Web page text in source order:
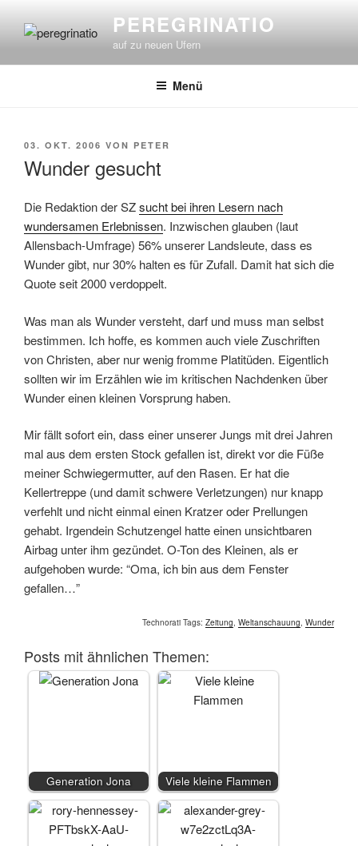
Inhalt
PEREGRINATIO
auf zu neuen Ufern
Menü
VERÖFFENTLICHT
03. OKT. 2006 VON PETER
Wunder gesucht
Die Redaktion der SZsucht bei ihren Lesern nach
wundersamen Erlebnissen. Inzwischen glauben (laut
Allensbach-Umfrage) 56% unserer Landsleute, dass es
Wunder gibt, nur 30% halten es für Zufall. Damit hat sich die
Quote seit 2000 verdoppelt.
Was man als Wunder versteht, darf und muss man selbst
bestimmen. Ich hoffe, es kommen auch viele Zuschriften
von Christen, aber nur wenig fromme Platitüden. Eigentlich
sollten wir im Erzählen wie im kritischen Nachdenken über
Wunder einen kleinen Vorsprung haben.
Mir fällt sofort ein, dass einer unserer Jungs mit drei Jahren
mal aus dem ersten Stock gefallen ist, direkt vor die Füße
meiner Schwiegermutter, auf den Rasen. Er hat die
Kellertreppe (und damit schwere Verletzungen) nur knapp
verfehlt und nicht einmal einen Kratzer oder Prellungen
gehabt. Irgendein Schutzengel hatte einen unsichtbaren
Airbag unter ihm gezündet. O-Ton des Kleinen, als er
aufgehoben wurde: “Oma, ich bin aus dem Fenster
gefallen…”
Technorati Tags: Zeitung Weltanschauung Wunder
Posts mit ähnlichen Themen:
Generation Jona Viele kleine Flammen